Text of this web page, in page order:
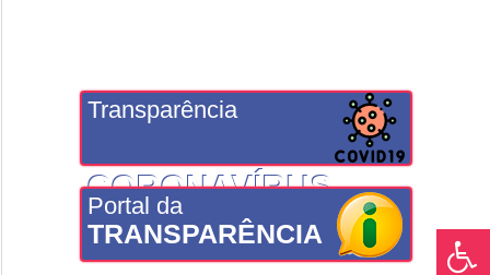
Transparência
CORONAVÍRUS
Portal da
TRANSPARÊNCIA